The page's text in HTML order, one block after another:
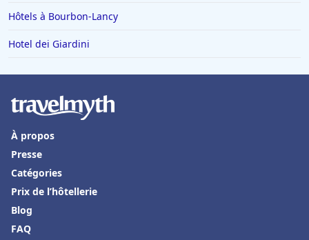
Hôtels à Bourbon-Lancy
Hotel dei Giardini
À propos
Presse
Catégories
Prix de l’hôtellerie
Blog
FAQ